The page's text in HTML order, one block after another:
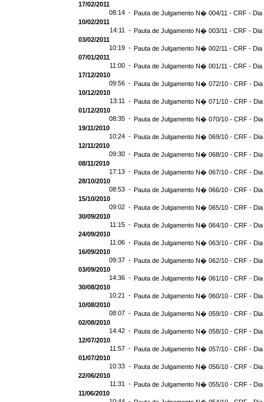
17/02/2011
08:14 - Pauta de Julgamento N� 004/11 - CRF - Dia
10/02/2011
14:11 - Pauta de Julgamento N� 003/11 - CRF - Dia
03/02/2011
10:19 - Pauta de Julgamento N� 002/11 - CRF - Dia
07/01/2011
11:00 - Pauta de Julgamento N� 001/11 - CRF - Dia
17/12/2010
09:56 - Pauta de Julgamento N� 072/10 - CRF - Dia
10/12/2010
13:11 - Pauta de Julgamento N� 071/10 - CRF - Dia
01/12/2010
08:35 - Pauta de Julgamento N� 070/10 - CRF - Dia
19/11/2010
10:24 - Pauta de Julgamento N� 069/10 - CRF - Dia
12/11/2010
09:30 - Pauta de Julgamento N� 068/10 - CRF - Dia
08/11/2010
17:13 - Pauta de Julgamento N� 067/10 - CRF - Dia
28/10/2010
08:53 - Pauta de Julgamento N� 066/10 - CRF - Dia
15/10/2010
09:02 - Pauta de Julgamento N� 065/10 - CRF - Dia
30/09/2010
11:15 - Pauta de Julgamento N� 064/10 - CRF - Dia
24/09/2010
11:06 - Pauta de Julgamento N� 063/10 - CRF - Dia
16/09/2010
09:37 - Pauta de Julgamento N� 062/10 - CRF - Dia
03/09/2010
14:36 - Pauta de Julgamento N� 061/10 - CRF - Dia
30/08/2010
10:21 - Pauta de Julgamento N� 060/10 - CRF - Dia
10/08/2010
08:07 - Pauta de Julgamento N� 059/10 - CRF - Dia
02/08/2010
14:42 - Pauta de Julgamento N� 058/10 - CRF - Dia
12/07/2010
11:57 - Pauta de Julgamento N� 057/10 - CRF - Dia
01/07/2010
10:33 - Pauta de Julgamento N� 056/10 - CRF - Dia
22/06/2010
11:31 - Pauta de Julgamento N� 055/10 - CRF - Dia
11/06/2010